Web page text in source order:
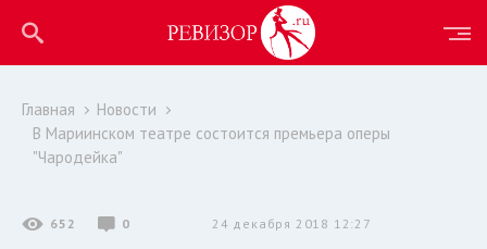
Главная
Новости
В Мариинском театре состоится премьера оперы
"Чародейка"
652 0 24 декабря 2018 12:27